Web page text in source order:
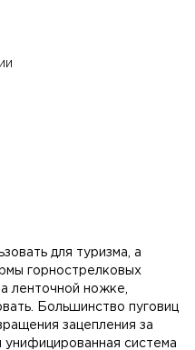
для туризма, а
горнострелковых
ленточной ножке,
Большинство пуговиц
зацепления за
система